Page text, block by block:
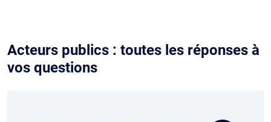
Acteurs publics : toutes les réponses à
vos questions